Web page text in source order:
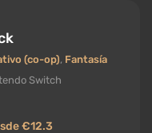
(co-op), Fantasía
Switch
€12.3